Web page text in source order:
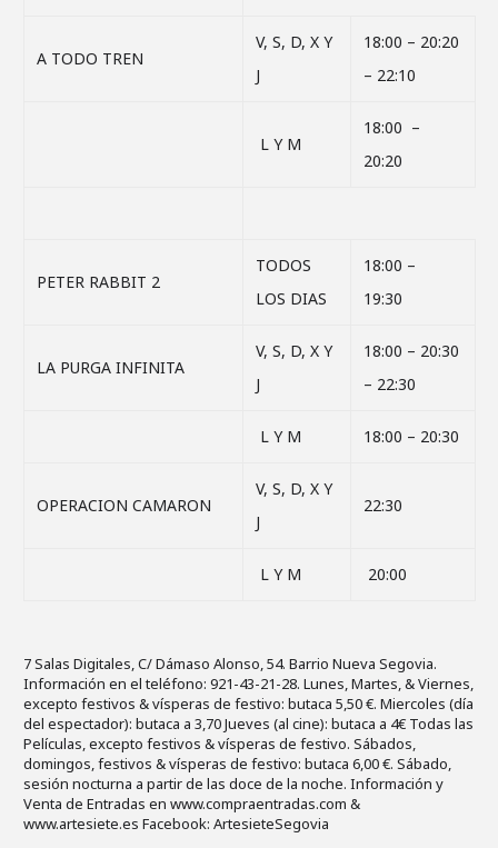
A TODO TREN
V, S, D, X Y
J
18:00 – 20:20
– 22:10
L Y M
18:00 –
20:20
PETER RABBIT 2
TODOS
LOS DIAS
18:00 –
19:30
LA PURGA INFINITA
V, S, D, X Y
J
18:00 – 20:30
– 22:30
L Y M 18:00 – 20:30
OPERACION CAMARON
V, S, D, X Y
J
22:30
L Y M 20:00
7 Salas Digitales, C/ Dámaso Alonso, 54. Barrio Nueva Segovia.
Información en el teléfono: 921-43-21-28. Lunes, Martes, & Viernes,
excepto festivos & vísperas de festivo: butaca 5,50 €. Miercoles (día
del espectador): butaca a 3,70 Jueves (al cine): butaca a 4€ Todas las
Películas, excepto festivos & vísperas de festivo. Sábados,
domingos, festivos & vísperas de festivo: butaca 6,00 €. Sábado,
sesión nocturna a partir de las doce de la noche. Información y
Venta de Entradas en www.compraentradas.com &
www.artesiete.es Facebook: ArtesieteSegovia